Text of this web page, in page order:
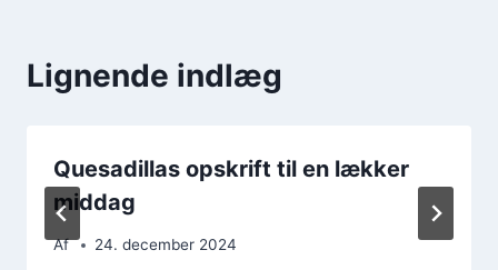
Lignende indlæg
Quesadillas opskrift til en lækker
middag
Af 24. december 2024